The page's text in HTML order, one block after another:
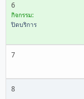
6
กิจกรรม:
ปิดบริการ
7
8